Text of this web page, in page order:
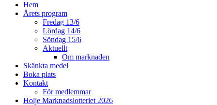
Hem
Årets program
Fredag 13/6
Lördag 14/6
Söndag 15/6
Aktuellt
Om marknaden
Skänkta medel
Boka plats
Kontakt
För medlemmar
Holje Marknadslotteriet 2026